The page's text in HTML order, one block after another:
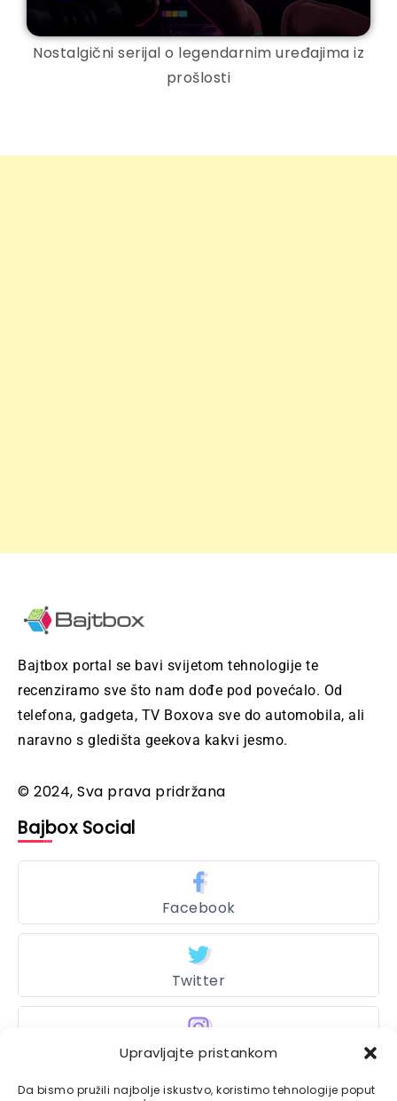
Upravljajte pristankom
Da bismo pružili najbolje iskustvo, koristimo tehnologije poput
Nostalgični serijal o legendarnim uređajima iz
prošlosti
Bajtbox portal se bavi svijetom tehnologije te
recenziramo sve što nam dođe pod povećalo. Od
telefona, gadgeta, TV Boxova sve do automobila, ali
naravno s gledišta geekova kakvi jesmo.
© 2024, Sva prava pridržana
Bajbox Social
Facebook
Twitter
Instagram